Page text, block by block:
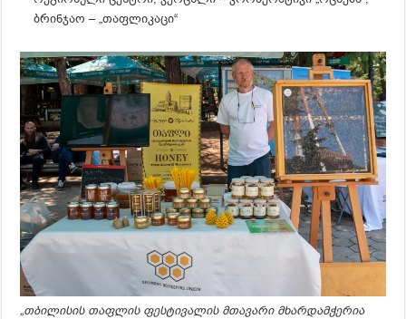
ბრინჯაო – „თაფლიკაცი“
„თბილისის თაფლის ფესტივალის მთავარი მხარდამჭერია